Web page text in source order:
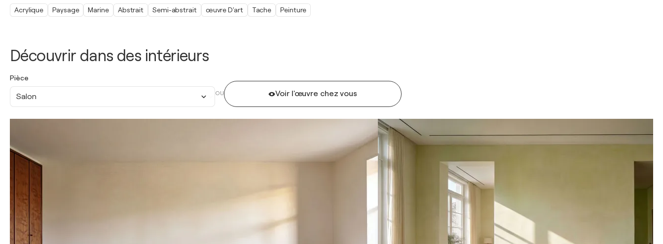
Découvrir dans des intérieurs
Pièce
Salon OU Voir l'œuvre chez vous
Acrylique Paysage Marine Abstrait Semi-abstrait œuvre D'art Tache Peinture